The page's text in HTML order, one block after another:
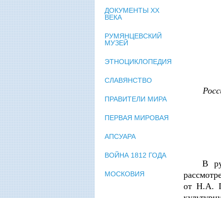
В
от Н.А.
ДОКУМЕНТЫ XX
ВЕКА
РУМЯНЦЕВСКИЙ
МУЗЕЙ
ЭТНОЦИКЛОПЕДИЯ
СЛАВЯНСТВО
ПРАВИТЕЛИ МИРА
ПЕРВАЯ МИРОВАЯ
АПСУАРА
ВОЙНА 1812 ГОДА
МОСКОВИЯ